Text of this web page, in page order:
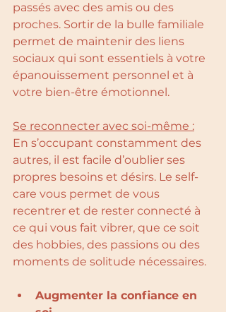
passés avec des amis ou des
proches. Sortir de la bulle familiale
permet de maintenir des liens
sociaux qui sont essentiels à votre
épanouissement personnel et à
votre bien-être émotionnel.
Se reconnecter avec soi-même :
En s’occupant constamment des
autres, il est facile d’oublier ses
propres besoins et désirs. Le self-
care vous permet de vous
recentrer et de rester connecté à
ce qui vous fait vibrer, que ce soit
des hobbies, des passions ou des
moments de solitude nécessaires.
Augmenter la confiance en